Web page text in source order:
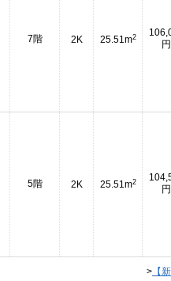
7階 2K 25.51m2
円
5階 2K 25.51m2
円
> 【